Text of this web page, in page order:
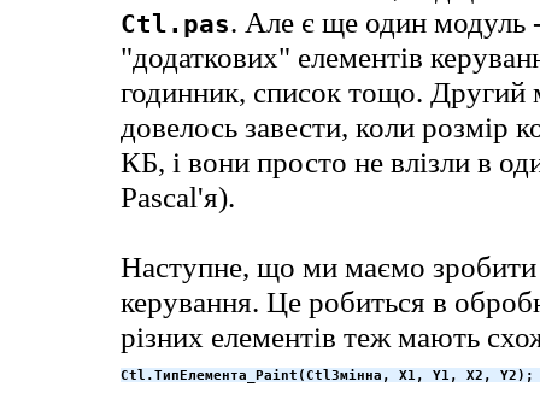
Ctl.pas. Але є ще один модуль
"додаткових" елементів
годинник, список тощо. Другий
довелось завести, коли розмір
КБ, і вони просто не влізли в
Pascal'я).
Наступне, що ми маємо
керування. Це робиться в
різних елементів теж мають
Ctl.ТипЕлемента_Paint(CtlЗмінна, X1, Y1, X2, Y2);